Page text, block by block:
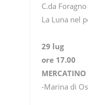
C.da Foragno
La Luna nel
29 lug
ore 17.00
-Marina di